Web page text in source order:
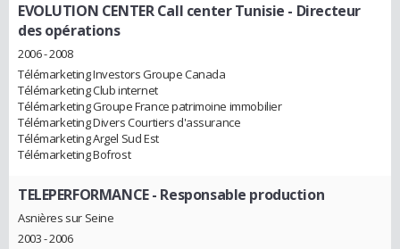
EVOLUTION CENTER Call center Tunisie - Directeur
des opérations
2006 - 2008
Télémarketing Investors Groupe Canada
Télémarketing Club internet
Télémarketing Groupe France patrimoine immobilier
Télémarketing Divers Courtiers d'assurance
Télémarketing Argel Sud Est
Télémarketing Bofrost
TELEPERFORMANCE- Responsable production
Asnières sur Seine
2003 - 2006